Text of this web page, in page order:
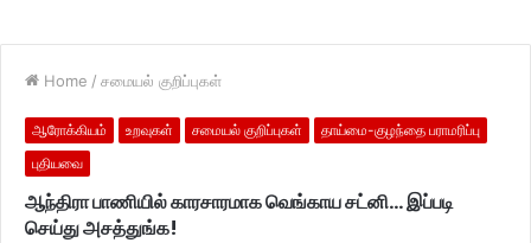
Home / சமையல் குறிப்புகள்
ஆரோக்கியம் உறவுகள் சமையல் குறிப்புகள்
தாய்மை-குழந்தை பராமரிப்பு
புதியவை
ஆந்திரா பாணியில் காரசாரமாக வெங்காய சட்னி… இப்படி
செய்து அசத்துங்க!